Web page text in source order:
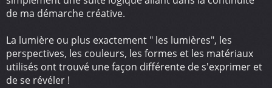
de ma démarche créative.
La lumière ou plus exactement " les lumières", les
perspectives, les couleurs, les formes et les matériaux
utilisés ont trouvé une façon différente de s'exprimer et
de se révéler !